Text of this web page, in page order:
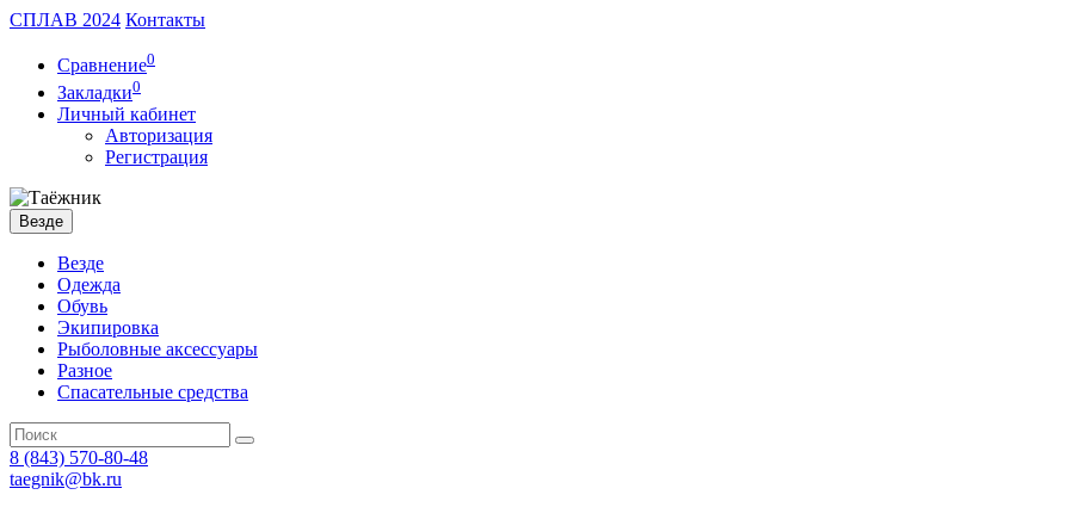
СПЛАВ 2024 Контакты
Сравнение0
Закладки0
Личный кабинет
Авторизация
Регистрация
Везде
Везде
Одежда
Обувь
Экипировка
Рыболовные аксессуары
Разное
Спасательные средства
8 (843) 570-80-48
taegnik@bk.ru